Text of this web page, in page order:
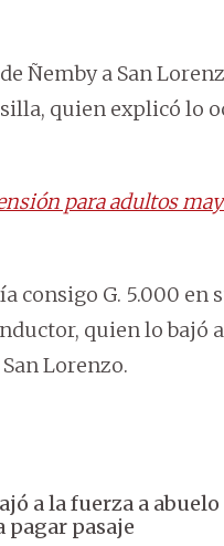
Ñemby a San
quien explicó lo
para adultos
consigo G. 5.000 en
quien lo bajó
Lorenzo.
a la fuerza a abuelo
pasaje